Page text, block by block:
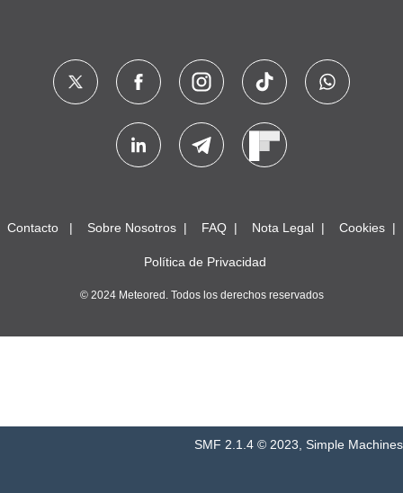
Contacto Sobre Nosotros FAQ Nota Legal Cookies
Política de Privacidad
© 2024 Meteored. Todos los derechos reservados
SMF 2.1.4 © 2023 Simple Machines